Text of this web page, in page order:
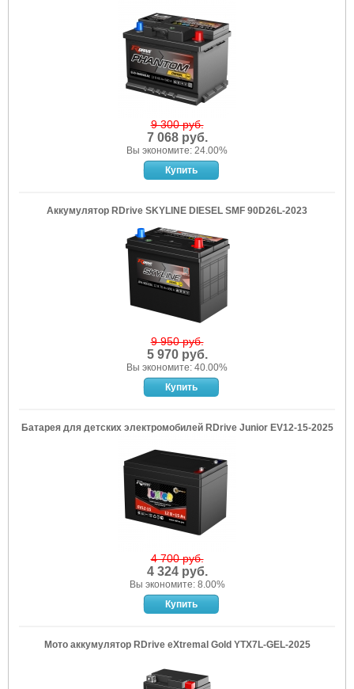
9 300 руб.
7 068 руб.
Вы экономите: 24.00%
Аккумулятор RDrive SKYLINE DIESEL SMF 90D26L-2023
9 950 руб.
5 970 руб.
Вы экономите: 40.00%
Батарея для детских электромобилей RDrive Junior EV12-15-2025
4 700 руб.
4 324 руб.
Вы экономите: 8.00%
Мото аккумулятор RDrive eXtremal Gold YTX7L-GEL-2025